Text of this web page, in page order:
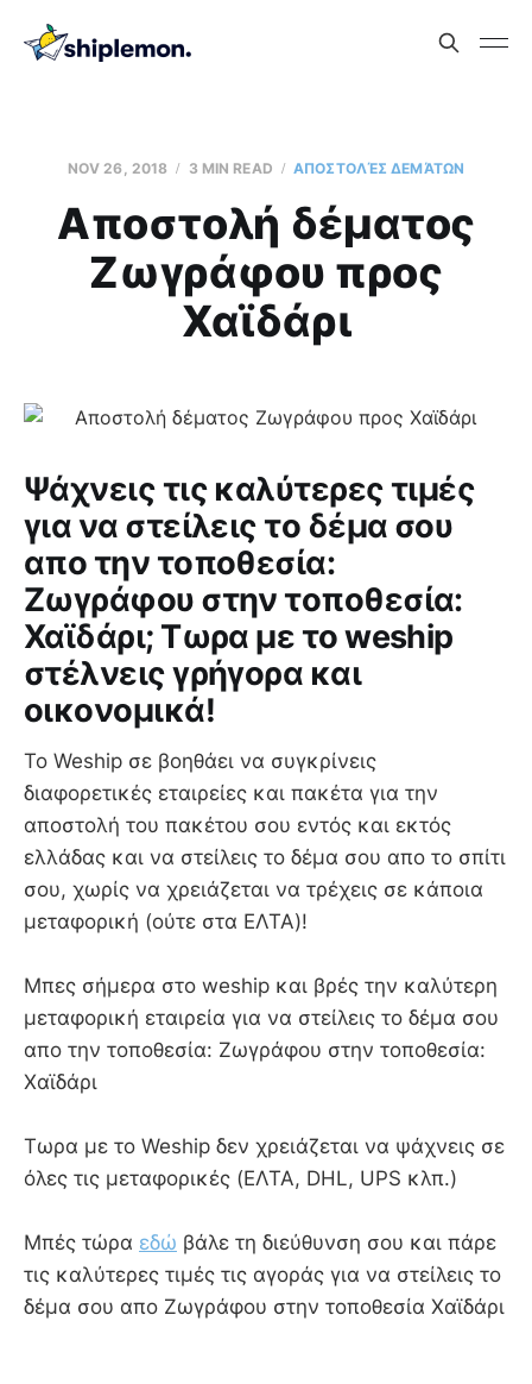
NOV 26, 2018 3 MIN READ AΠΟΣΤΟΛΈΣ ΔΕΜΆΤΩΝ
Aποστολή δέματος
Ζωγράφου προς
Χαϊδάρι
Ψάχνεις τις καλύτερες τιμές
για να στείλεις το δέμα σου
απο την τοποθεσία:
Ζωγράφου στην τοποθεσία:
Χαϊδάρι; Τωρα με το weship
στέλνεις γρήγορα και
οικονομικά!
Το Weship σε βοηθάει να συγκρίνεις
διαφορετικές εταιρείες και πακέτα για την
αποστολή του πακέτου σου εντός και εκτός
ελλάδας και να στείλεις το δέμα σου απο το σπίτι
σου, χωρίς να χρειάζεται να τρέχεις σε κάποια
μεταφορική (ούτε στα ΕΛΤΑ)!
Mπες σήμερα στο weship και βρές την καλύτερη
μεταφορική εταιρεία για να στείλεις το δέμα σου
απο την τοποθεσία: Ζωγράφου στην τοποθεσία:
Χαϊδάρι
Τωρα με το Weship δεν χρειάζεται να ψάχνεις σε
όλες τις μεταφορικές (ΕΛΤΑ, DHL, UPS κλπ.)
Μπές τώρα εδώ βάλε τη διεύθυνση σου και πάρε
τις καλύτερες τιμές τις αγοράς για να στείλεις το
δέμα σου απο Ζωγράφου στην τοποθεσία Χαϊδάρι